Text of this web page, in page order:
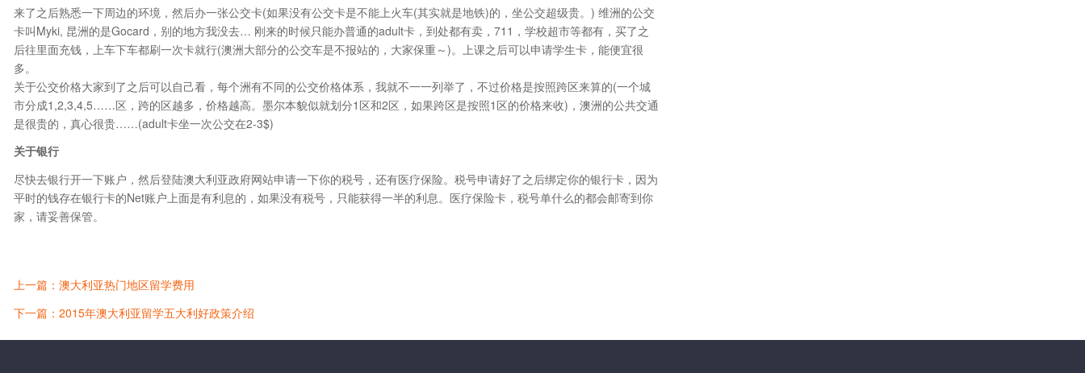
来了之后熟悉一下周边的环境，然后办一张公交卡(如果没有公交卡是不能上火车(其实就是地铁)的，坐公交超级贵。) 维洲的公交
卡叫Myki, 昆洲的是Gocard，别的地方我没去… 刚来的时候只能办普通的adult卡，到处都有卖，711，学校超市等都有，买了之
后往里面充钱，上车下车都刷一次卡就行(澳洲大部分的公交车是不报站的，大家保重～)。上课之后可以申请学生卡，能便宜很
多。
关于公交价格大家到了之后可以自己看，每个洲有不同的公交价格体系，我就不一一列举了，不过价格是按照跨区来算的(一个城
市分成1,2,3,4,5……区，跨的区越多，价格越高。墨尔本貌似就划分1区和2区，如果跨区是按照1区的价格来收)，澳洲的公共交通
是很贵的，真心很贵……(adult卡坐一次公交在2-3$)
关于银行
尽快去银行开一下账户，然后登陆澳大利亚政府网站申请一下你的税号，还有医疗保险。税号申请好了之后绑定你的银行卡，因为
平时的钱存在银行卡的Net账户上面是有利息的，如果没有税号，只能获得一半的利息。医疗保险卡，税号单什么的都会邮寄到你
家，请妥善保管。
上一篇：澳大利亚热门地区留学费用
下一篇：2015年澳大利亚留学五大利好政策介绍